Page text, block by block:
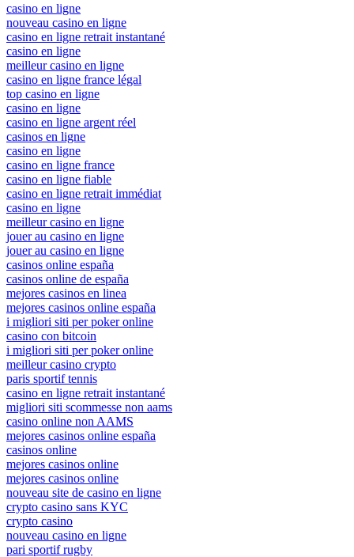
casino en ligne
nouveau casino en ligne
casino en ligne retrait instantané
casino en ligne
meilleur casino en ligne
casino en ligne france légal
top casino en ligne
casino en ligne
casino en ligne argent réel
casinos en ligne
casino en ligne
casino en ligne france
casino en ligne fiable
casino en ligne retrait immédiat
casino en ligne
meilleur casino en ligne
jouer au casino en ligne
jouer au casino en ligne
casinos online españa
casinos online de españa
mejores casinos en linea
mejores casinos online españa
i migliori siti per poker online
casino con bitcoin
i migliori siti per poker online
meilleur casino crypto
paris sportif tennis
casino en ligne retrait instantané
migliori siti scommesse non aams
casino online non AAMS
mejores casinos online españa
casinos online
mejores casinos online
mejores casinos online
nouveau site de casino en ligne
crypto casino sans KYC
crypto casino
nouveau casino en ligne
pari sportif rugby